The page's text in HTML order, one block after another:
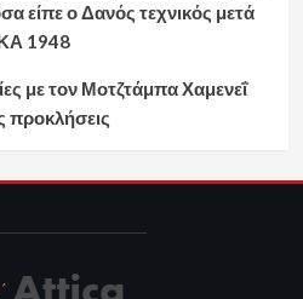
είπε ο Δανός τεχνικός μετά
1948
με τον Μοτζτάμπα Χαμενεΐ
προκλήσεις